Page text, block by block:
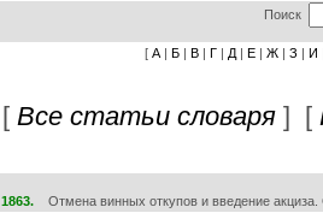
Поиск
[ А | Б | В | Г | Д | Е | Ж | З | И
[ Все статьи словаря ] [
1863. Отмена винных откупов и введение акциза.